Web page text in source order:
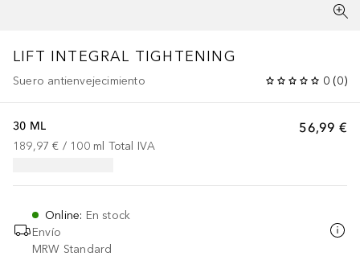
LIFT INTEGRAL TIGHTENING
Suero antienvejecimiento 0 (0)
56,99 €
30 ML
189,97 € / 100 ml Total IVA
Online: En stock
Envío
MRW Standard